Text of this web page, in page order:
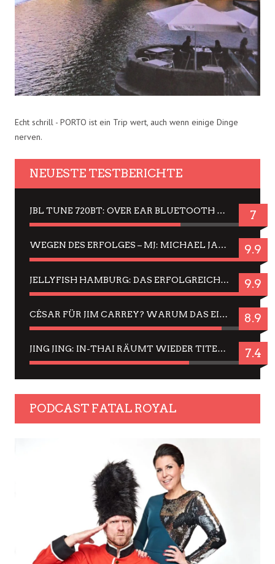
Echt schrill - PORTO ist ein Trip wert, auch wenn einige Dinge
nerven.
NEUESTE TESTBERICHTE
JBL TUNE 720BT: OVER EAR BLUETOOTH KOPFHÖRER UM DIE 50,-€ IM DAUER-TEST 7
WEGEN DES ERFOLGES – MJ: MICHAEL JACKSON MUSICAL IN EINER MATINEE SEHEN 9.9
JELLYFISH HAMBURG: DAS ERFOLGREICHE SOMMER-MENÜ 2025 IN GEFÜHLEN UND BILDERN 9.9
CÉSAR FÜR JIM CARREY? WARUM DAS EINER DER NERVIGSTEN ACTORS IST UND BLEIBT 8.9
JING JING: IN-THAI RÄUMT WIEDER TITEL AB – EIN ZWEI-STUNDEN-ERLEBNISBERICHT 7.4
PODCAST FATAL ROYAL